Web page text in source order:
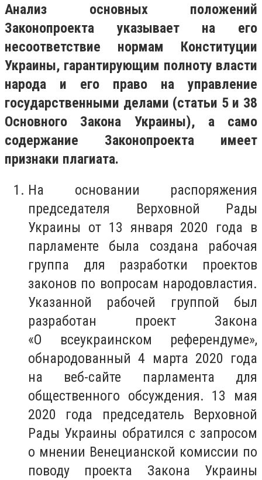
Анализ основных положений
Законопроекта указывает на его
несоответствие нормам Конституции
Украины, гарантирующим полноту власти
народа и его право на управление
государственными делами (статьи 5 и 38
Основного Закона Украины), а само
содержание Законопроекта имеет
признаки плагиата.
На основании распоряжения
председателя Верховной Рады
Украины от 13 января 2020 года в
парламенте была создана рабочая
группа для разработки проектов
законов по вопросам народовластия.
Указанной рабочей группой был
разработан проект Закона
«О всеукраинском референдуме»,
обнародованный 4 марта 2020 года
на веб-сайте парламента для
общественного обсуждения. 13 мая
2020 года председатель Верховной
Рады Украины обратился с запросом
о мнении Венецианской комиссии по
поводу проекта Закона Украины